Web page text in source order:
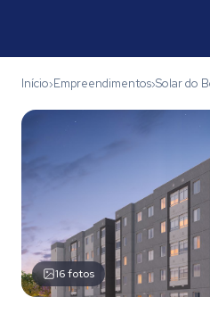
Início›Empreendimentos›Solar do
16fotos